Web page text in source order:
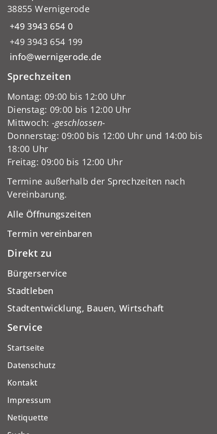
38855 Wernigerode
+49 3943 654 0
+49 3943 654 199
info@wernigerode.de
Sprechzeiten
Montag: 09:00 bis 12:00 Uhr
Dienstag: 09:00 bis 12:00 Uhr
Mittwoch: -geschlossen-
Donnerstag: 09:00 bis 12:00 Uhr und 14:00 bis
18:00 Uhr
Freitag: 09:00 bis 12:00 Uhr
Termine außerhalb der Sprechzeiten nach
Vereinbarung.
Alle Öffnungszeiten
Termin vereinbaren
Direkt zu
Bürgerservice
Stadtleben
Stadtentwicklung, Bauen, Wirtschaft
Service
Startseite
Datenschutz
Kontakt
Impressum
Netiquette